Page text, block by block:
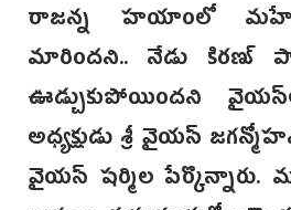
రాజన్న హయాంలో
మారిందని.. నేడు కిరణ్
ఊడ్చుకుపోయిందని
అధ్యక్షుడు శ్రీ వైయస్
వైయస్ షర్మిల పేర్కొన్నారు.